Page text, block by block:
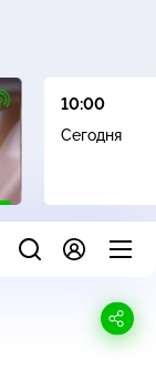
10:00
Сегодня